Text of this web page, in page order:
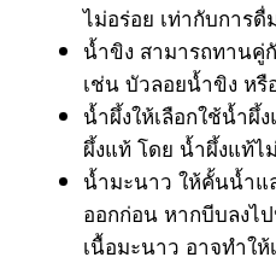
ไม่อร่อย เท่ากับการ
น้ำขิง สามารถทาน
เช่น บัวลอยน้ำขิง ห
น้ำผึ้งให้เลือกใช้น้ำผึ้
ผึ้งแท้ โดย น้ำผึ้งแท้ไ
น้ำมะนาว ให้คั้นน้ำแ
ออกก่อน หากบีบลงไ
เนื้อมะนาว อาจทำใ